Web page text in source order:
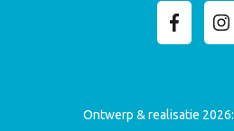
Ontwerp & realisatie 2026: